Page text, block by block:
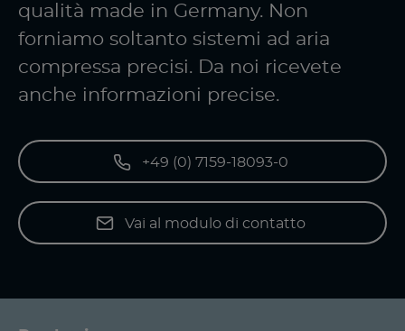
qualità made in Germany. Non
forniamo soltanto sistemi ad aria
compressa precisi. Da noi ricevete
anche informazioni precise.
+49 (0) 7159-18093-0
Vai al modulo di contatto